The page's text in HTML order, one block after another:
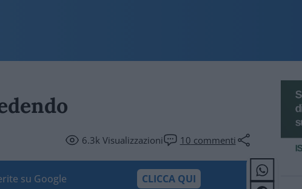
6.3kVisualizzazioni 10 commenti
su Google CLICCA QUI